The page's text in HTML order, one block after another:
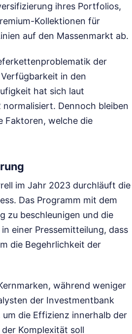
ihres Portfolios,
Kollektionen für
auf den Massenmarkt ab.
der
in den
hat sich laut
Dennoch bleiben
Faktoren, welche die
im Jahr 2023 durchläuft die
Das Programm mit dem
zu beschleunigen und die
einer Pressemitteilung, dass
die Begehrlichkeit der
während weniger
der Investmentbank
die Effizienz innerhalb der
Komplexität soll